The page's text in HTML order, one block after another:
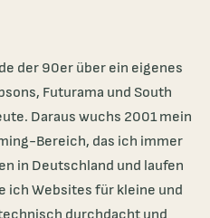
der 90er über ein eigenes
Futurama und South
Daraus wuchs 2001 mein
Bereich, das ich immer
in Deutschland und laufen
ich Websites für kleine und
durchdacht und